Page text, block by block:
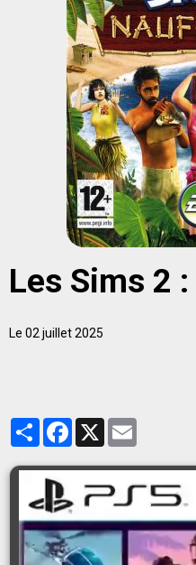
Les Sims 2
Le 02 juillet 2025
PartagerFacebook
X